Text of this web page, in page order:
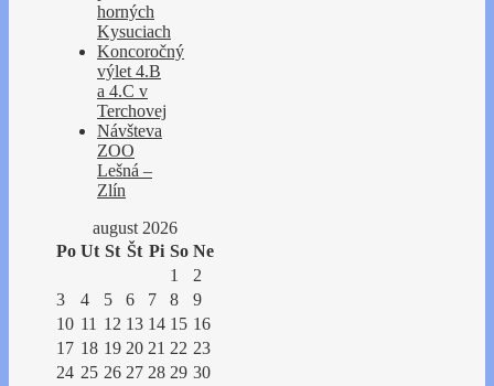
horných
Kysuciach
Koncoročný
výlet 4.B
a 4.C v
Terchovej
Návšteva
ZOO
Lešná –
Zlín
august 2026
Po Ut St Št Pi So Ne
1
2
3
4 5 6 7 8
9
10 11 12 13 14 15 16
17 18 19 20 21 22 23
24 25 26 27 28 29 30